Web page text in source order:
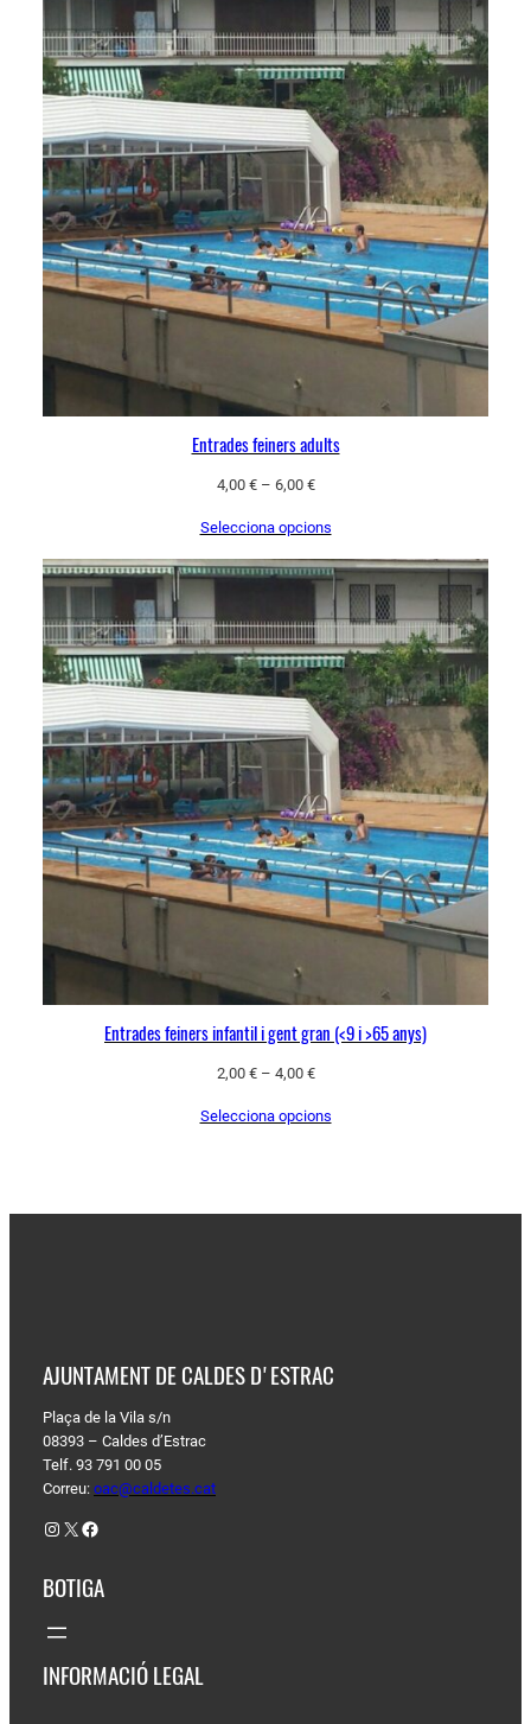
Entrades feiners adults
4,00 €– 6,00 €
Selecciona opcions
Entrades feiners infantil i gent gran (<9 i >65 anys)
2,00 €– 4,00 €
Selecciona opcions
AJUNTAMENT DE CALDES D'ESTRAC
Plaça de la Vila s/n
08393 – Caldes d’Estrac
Telf. 93 791 00 05
Correu: oac@caldetes.cat
Instagram X Facebook
BOTIGA
INFORMACIÓ LEGAL